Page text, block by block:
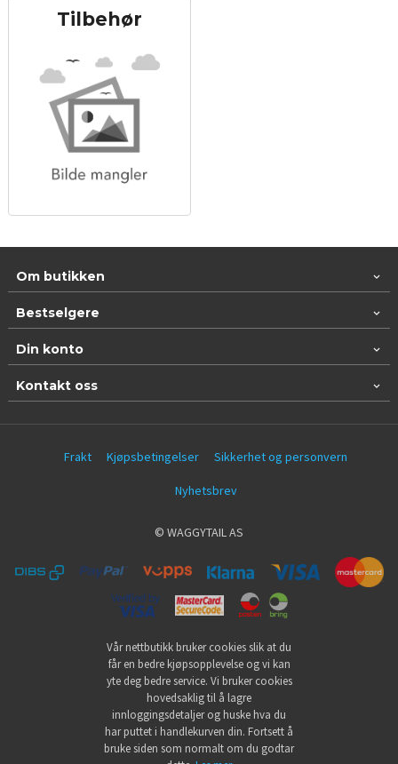
Tilbehør
Om butikken
Bestselgere
Din konto
Kontakt oss
Frakt Kjøpsbetingelser Sikkerhet og personvern
Nyhetsbrev
© WAGGYTAIL AS
Vår nettbutikk bruker cookies slik at du
får en bedre kjøpsopplevelse og vi kan
yte deg bedre service. Vi bruker cookies
hovedsaklig til å lagre
innloggingsdetaljer og huske hva du
har puttet i handlekurven din. Fortsett å
bruke siden som normalt om du godtar